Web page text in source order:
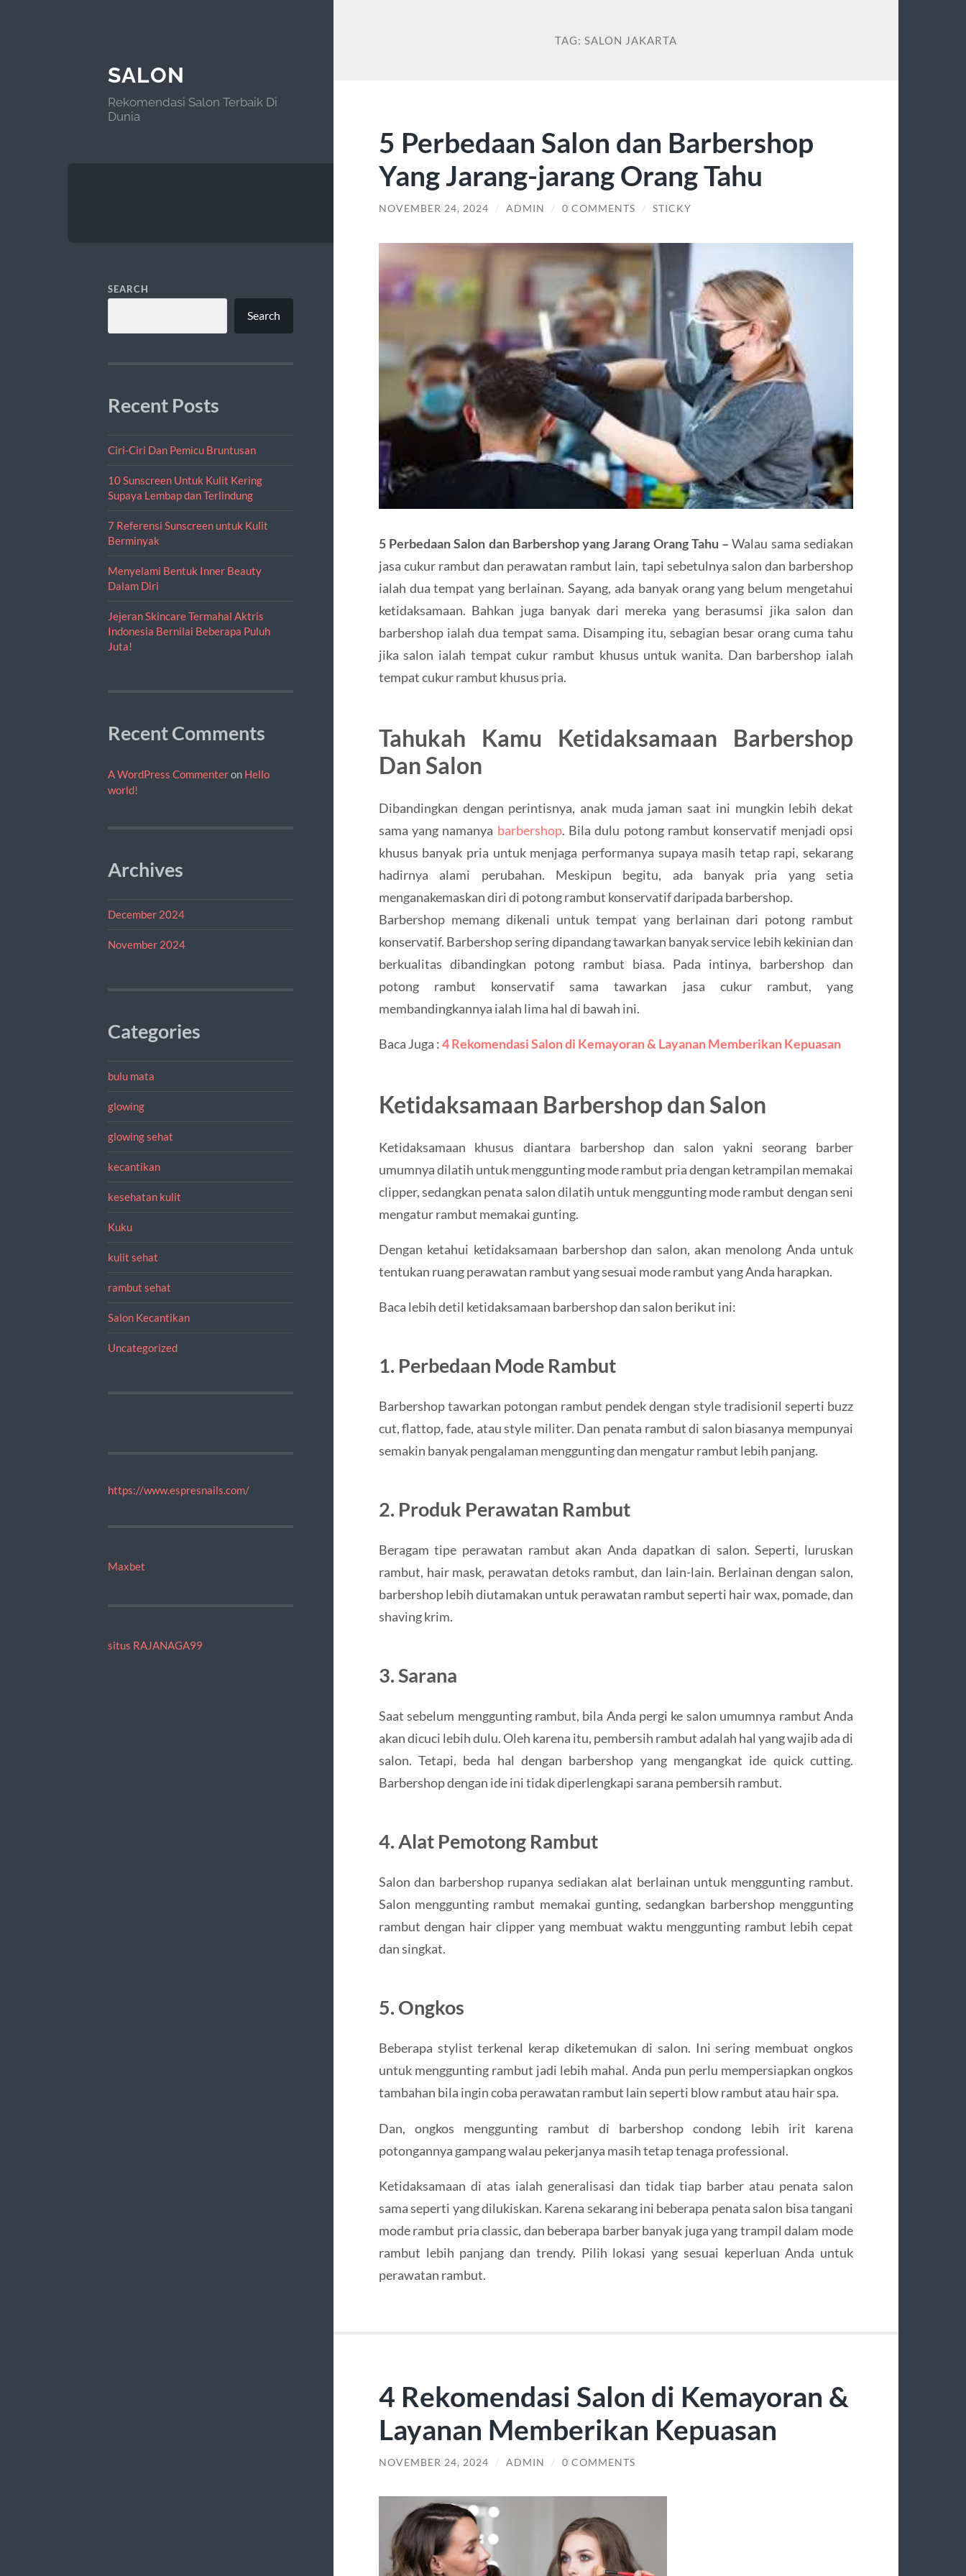
SALON
Rekomendasi Salon Terbaik Di
Dunia
SEARCH
Search
Recent Posts
Ciri-Ciri Dan Pemicu Bruntusan
10 Sunscreen Untuk Kulit Kering
Supaya Lembap dan Terlindung
7 Referensi Sunscreen untuk Kulit
Berminyak
Menyelami Bentuk Inner Beauty
Dalam Diri
Jejeran Skincare Termahal Aktris
Indonesia Bernilai Beberapa Puluh
Juta!
Recent Comments
A WordPress Commenteron Hello
world!
Archives
December 2024
November 2024
Categories
bulu mata
glowing
glowing sehat
kecantikan
kesehatan kulit
Kuku
kulit sehat
rambut sehat
Salon Kecantikan
Uncategorized
https://www.espresnails.com/
Maxbet
situs RAJANAGA99
TAG: SALON JAKARTA
5 Perbedaan Salon dan Barbershop
Yang Jarang-jarang Orang Tahu
NOVEMBER 24, 2024 / ADMIN / 0 COMMENTS / STICKY
5 Perbedaan Salon dan Barbershop yang Jarang Orang Tahu –Walau sama sediakan
jasa cukur rambut dan perawatan rambut lain, tapi sebetulnya salon dan barbershop
ialah dua tempat yang berlainan. Sayang, ada banyak orang yang belum mengetahui
ketidaksamaan. Bahkan juga banyak dari mereka yang berasumsi jika salon dan
barbershop ialah dua tempat sama. Disamping itu, sebagian besar orang cuma tahu
jika salon ialah tempat cukur rambut khusus untuk wanita. Dan barbershop ialah
tempat cukur rambut khusus pria.
Tahukah Kamu Ketidaksamaan Barbershop
Dan Salon
Dibandingkan dengan perintisnya, anak muda jaman saat ini mungkin lebih dekat
sama yang namanya barbershop. Bila dulu potong rambut konservatif menjadi opsi
khusus banyak pria untuk menjaga performanya supaya masih tetap rapi, sekarang
hadirnya alami perubahan. Meskipun begitu, ada banyak pria yang setia
menganakemaskan diri di potong rambut konservatif daripada barbershop.
Barbershop memang dikenali untuk tempat yang berlainan dari potong rambut
konservatif. Barbershop sering dipandang tawarkan banyak service lebih kekinian dan
berkualitas dibandingkan potong rambut biasa. Pada intinya, barbershop dan
potong rambut konservatif sama tawarkan jasa cukur rambut, yang
membandingkannya ialah lima hal di bawah ini.
Baca Juga :4 Rekomendasi Salon di Kemayoran & Layanan Memberikan Kepuasan
Ketidaksamaan Barbershop dan Salon
Ketidaksamaan khusus diantara barbershop dan salon yakni seorang barber
umumnya dilatih untuk menggunting mode rambut pria dengan ketrampilan memakai
clipper, sedangkan penata salon dilatih untuk menggunting mode rambut dengan seni
mengatur rambut memakai gunting.
Dengan ketahui ketidaksamaan barbershop dan salon, akan menolong Anda untuk
tentukan ruang perawatan rambut yang sesuai mode rambut yang Anda harapkan.
Baca lebih detil ketidaksamaan barbershop dan salon berikut ini:
1. Perbedaan Mode Rambut
Barbershop tawarkan potongan rambut pendek dengan style tradisionil seperti buzz
cut, flattop, fade, atau style militer. Dan penata rambut di salon biasanya mempunyai
semakin banyak pengalaman menggunting dan mengatur rambut lebih panjang.
2. Produk Perawatan Rambut
Beragam tipe perawatan rambut akan Anda dapatkan di salon. Seperti, luruskan
rambut, hair mask, perawatan detoks rambut, dan lain-lain. Berlainan dengan salon,
barbershop lebih diutamakan untuk perawatan rambut seperti hair wax, pomade, dan
shaving krim.
3. Sarana
Saat sebelum menggunting rambut, bila Anda pergi ke salon umumnya rambut Anda
akan dicuci lebih dulu. Oleh karena itu, pembersih rambut adalah hal yang wajib ada di
salon. Tetapi, beda hal dengan barbershop yang mengangkat ide quick cutting.
Barbershop dengan ide ini tidak diperlengkapi sarana pembersih rambut.
4. Alat Pemotong Rambut
Salon dan barbershop rupanya sediakan alat berlainan untuk menggunting rambut.
Salon menggunting rambut memakai gunting, sedangkan barbershop menggunting
rambut dengan hair clipper yang membuat waktu menggunting rambut lebih cepat
dan singkat.
5. Ongkos
Beberapa stylist terkenal kerap diketemukan di salon. Ini sering membuat ongkos
untuk menggunting rambut jadi lebih mahal. Anda pun perlu mempersiapkan ongkos
tambahan bila ingin coba perawatan rambut lain seperti blow rambut atau hair spa.
Dan, ongkos menggunting rambut di barbershop condong lebih irit karena
potongannya gampang walau pekerjanya masih tetap tenaga professional.
Ketidaksamaan di atas ialah generalisasi dan tidak tiap barber atau penata salon
sama seperti yang dilukiskan. Karena sekarang ini beberapa penata salon bisa tangani
mode rambut pria classic, dan beberapa barber banyak juga yang trampil dalam mode
rambut lebih panjang dan trendy. Pilih lokasi yang sesuai keperluan Anda untuk
perawatan rambut.
4 Rekomendasi Salon di Kemayoran &
Layanan Memberikan Kepuasan
NOVEMBER 24, 2024 / ADMIN / 0 COMMENTS